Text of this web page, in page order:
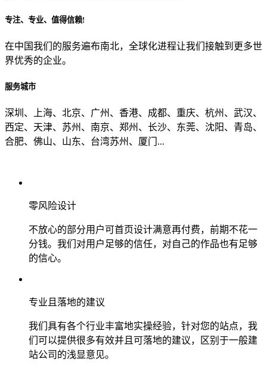
专注、专业、值得信赖!
在中国我们的服务遍布南北，全球化进程让我们接触到更多世
界优秀的企业。
服务城市
深圳、上海、北京、广州、香港、成都、重庆、杭州、武汉、
西定、天津、苏州、南京、郑州、长沙、东莞、沈阳、青岛、
合肥、佛山、山东、台湾苏州、厦门...
零风险设计
不放心的部分用户可首页设计满意再付费，前期不花一
分钱。我们对用户足够的信任，对自己的作品也有足够
的信心。
专业且落地的建议
我们具有各个行业丰富地实操经验，针对您的站点，我
们可以提供很多有效并且可落地的建议，区别于一般建
站公司的浅显意见。